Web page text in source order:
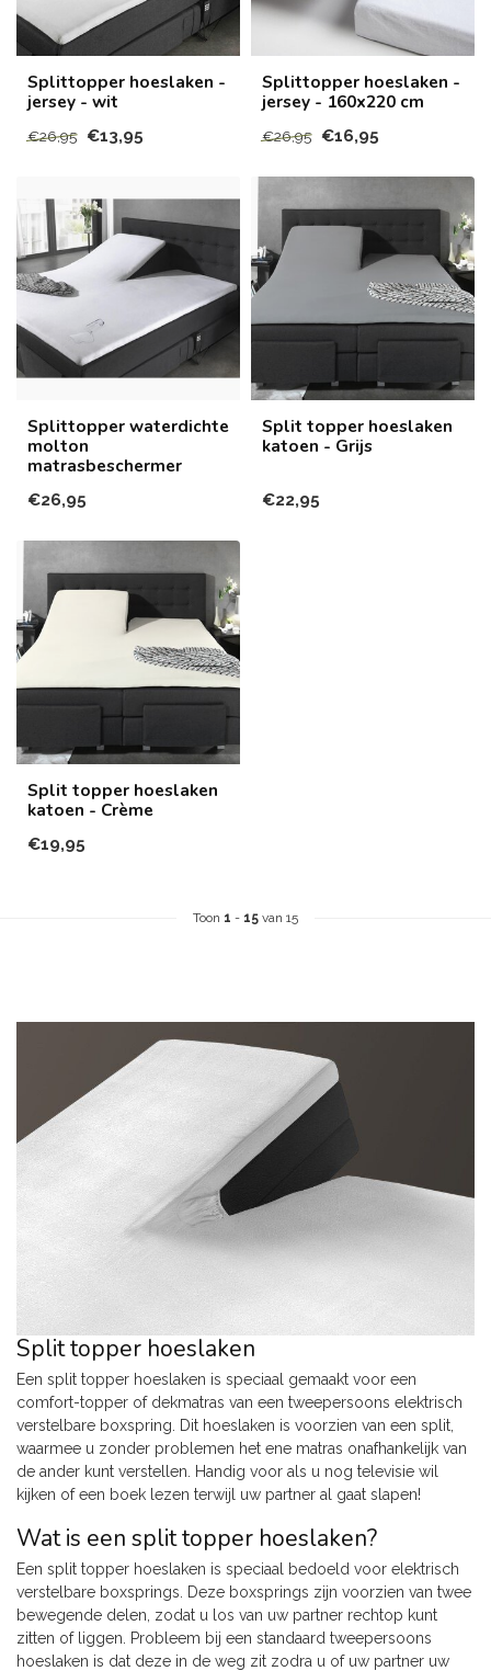
Splittopper hoeslaken -
jersey - wit
€26,95 €13,95
Splittopper hoeslaken -
jersey - 160x220 cm
€26,95 €16,95
Splittopper waterdichte
molton
matrasbeschermer
€26,95
Split topper hoeslaken
katoen - Grijs
€22,95
Split topper hoeslaken
katoen - Crème
€19,95
Toon 1 - 15 van 15
Split topper hoeslaken
Een split topper hoeslaken is speciaal gemaakt voor een
comfort-topper of dekmatras van een tweepersoons elektrisch
verstelbare boxspring. Dit hoeslaken is voorzien van een split,
waarmee u zonder problemen het ene matras onafhankelijk van
de ander kunt verstellen. Handig voor als u nog televisie wil
kijken of een boek lezen terwijl uw partner al gaat slapen!
Wat is een split topper hoeslaken?
Een split topper hoeslaken is speciaal bedoeld voor elektrisch
verstelbare boxsprings. Deze boxsprings zijn voorzien van twee
bewegende delen, zodat u los van uw partner rechtop kunt
zitten of liggen. Probleem bij een standaard tweepersoons
hoeslaken is dat deze in de weg zit zodra u of uw partner uw